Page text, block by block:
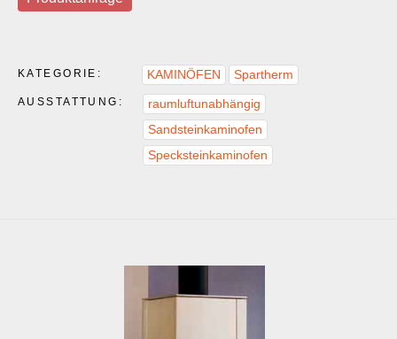
KATEGORIE: KAMINÖFEN Spartherm
AUSSTATTUNG:
raumluftunabhängig
Sandsteinkaminofen
Specksteinkaminofen